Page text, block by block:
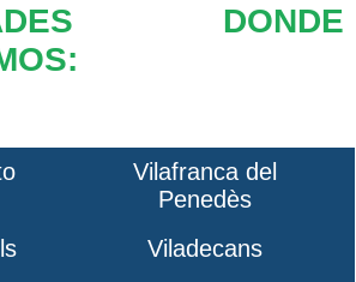
DONDE
Vilafranca del
Penedès
Viladecans